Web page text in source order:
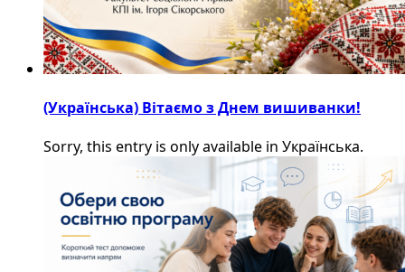
(Українська) Вітаємо з Днем вишиванки!
Sorry, this entry is only available in Українська.